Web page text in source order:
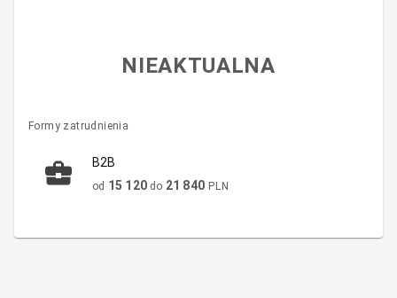
NIEAKTUALNA
Formy zatrudnienia
B2B
od 15 120 do 21 840 PLN